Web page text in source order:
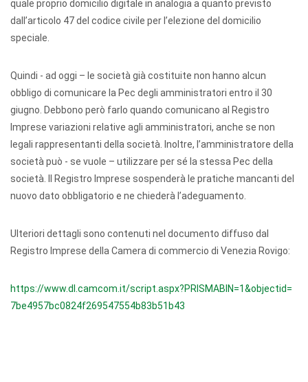
quale proprio domicilio digitale in analogia a quanto previsto
dall’articolo 47 del codice civile per l’elezione del domicilio
speciale.
Quindi - ad oggi – le società già costituite non hanno alcun
obbligo di comunicare la Pec degli amministratori entro il 30
giugno. Debbono però farlo quando comunicano al Registro
Imprese variazioni relative agli amministratori, anche se non
legali rappresentanti della società. Inoltre, l’amministratore della
società può - se vuole – utilizzare per sé la stessa Pec della
società. Il Registro Imprese sospenderà le pratiche mancanti del
nuovo dato obbligatorio e ne chiederà l’adeguamento.
Ulteriori dettagli sono contenuti nel documento diffuso dal
Registro Imprese della Camera di commercio di Venezia Rovigo:
https://www.dl.camcom.it/script.aspx?PRISMABIN=1&objectid=
7be4957bc0824f269547554b83b51b43